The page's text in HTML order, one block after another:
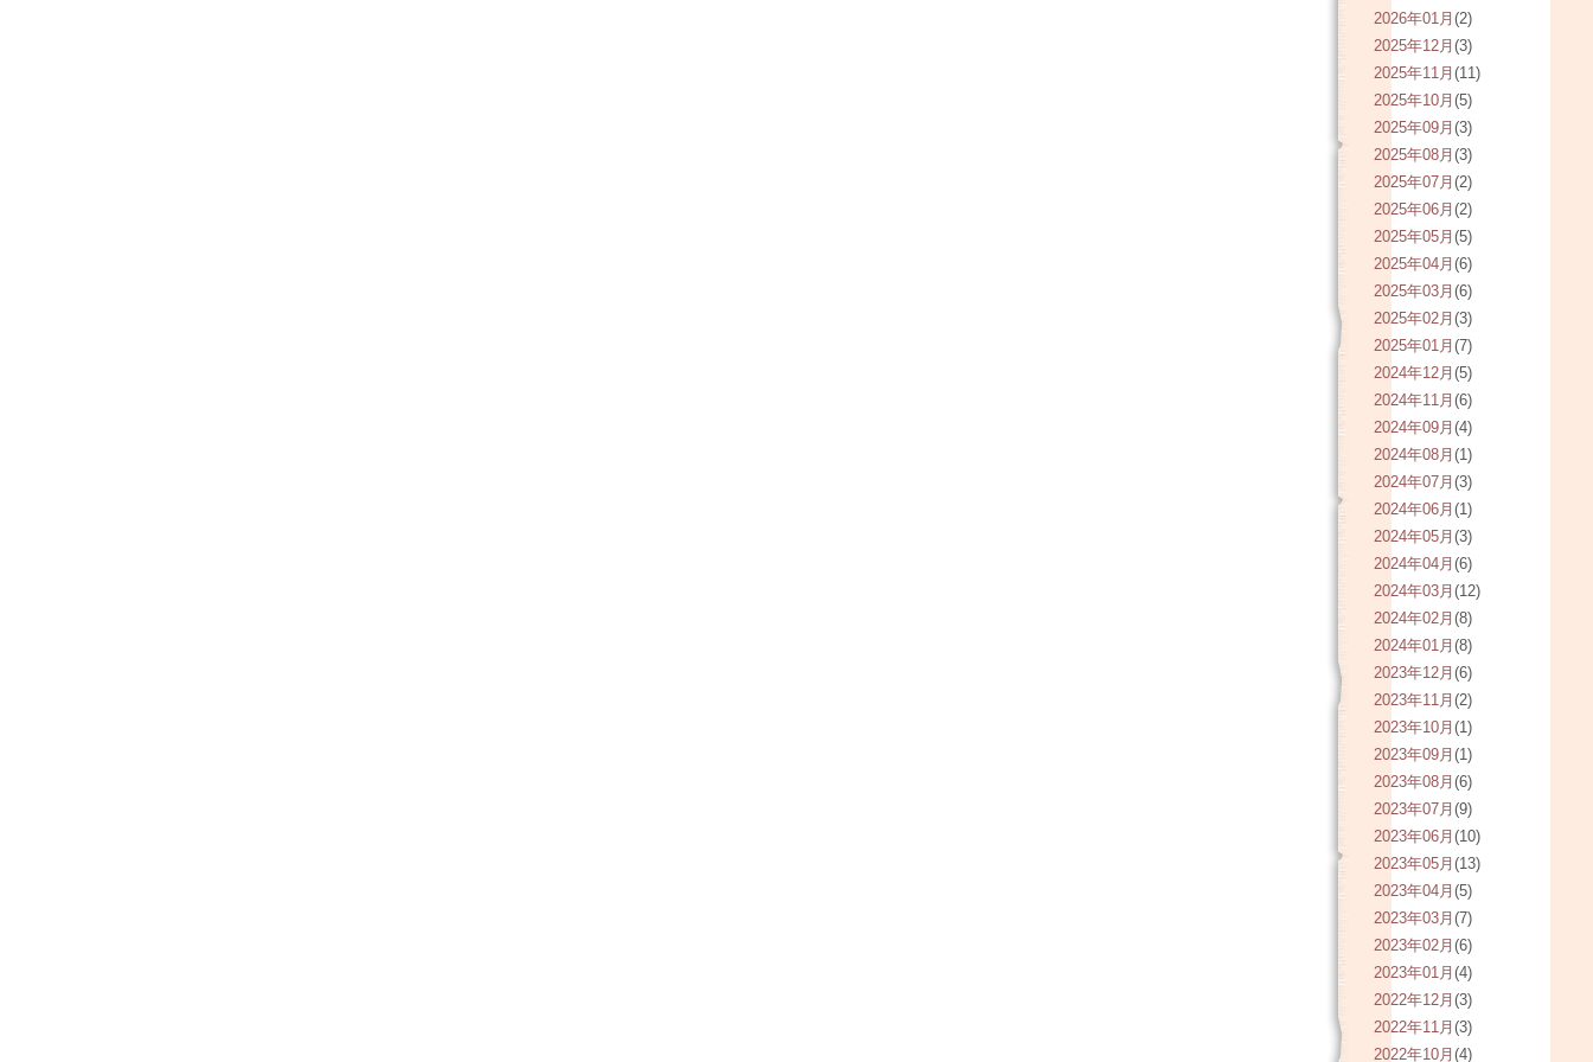
2026年01月 (2)
2025年12月 (3)
2025年11月 (11)
2025年10月 (5)
2025年09月 (3)
2025年08月 (3)
2025年07月 (2)
2025年06月 (2)
2025年05月 (5)
2025年04月 (6)
2025年03月 (6)
2025年02月 (3)
2025年01月 (7)
2024年12月 (5)
2024年11月 (6)
2024年09月 (4)
2024年08月 (1)
2024年07月 (3)
2024年06月 (1)
2024年05月 (3)
2024年04月 (6)
2024年03月 (12)
2024年02月 (8)
2024年01月 (8)
2023年12月 (6)
2023年11月 (2)
2023年10月 (1)
2023年09月 (1)
2023年08月 (6)
2023年07月 (9)
2023年06月 (10)
2023年05月 (13)
2023年04月 (5)
2023年03月 (7)
2023年02月 (6)
2023年01月 (4)
2022年12月 (3)
2022年11月 (3)
2022年10月 (4)